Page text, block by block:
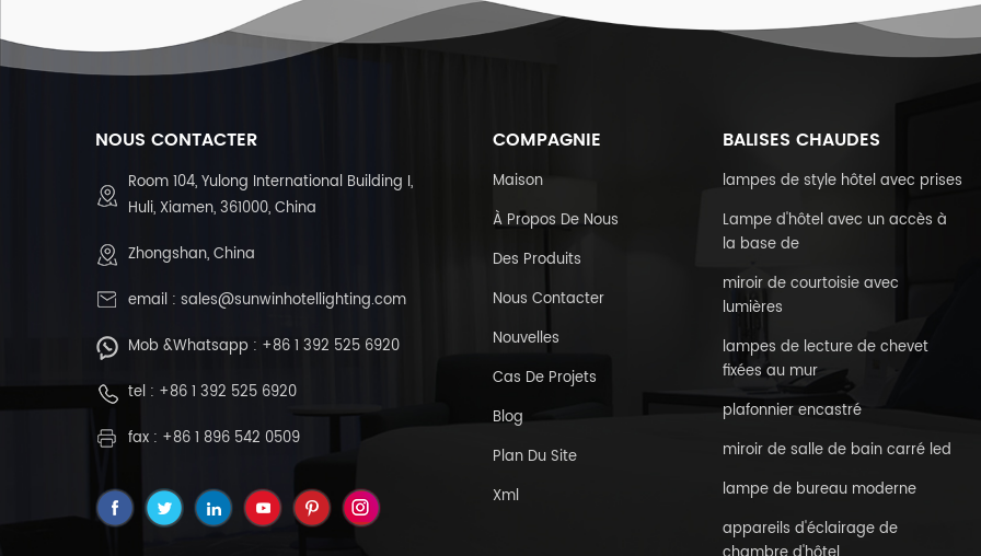
NOUS CONTACTER
Room 104, Yulong International Building I,
Huli, Xiamen, 361000, China
Zhongshan, China
email : sales@sunwinhotellighting.com
Mob &Whatsapp : +86 1 392 525 6920
tel : +86 1 392 525 6920
fax : +86 1 896 542 0509
COMPAGNIE
Maison
À Propos De Nous
Des Produits
Nous Contacter
Nouvelles
Cas De Projets
Blog
Plan Du Site
Xml
BALISES CHAUDES
lampes de style hôtel avec prises
Lampe d'hôtel avec un accès à
la base de
miroir de courtoisie avec
lumières
lampes de lecture de chevet
fixées au mur
plafonnier encastré
miroir de salle de bain carré led
lampe de bureau moderne
appareils d'éclairage de